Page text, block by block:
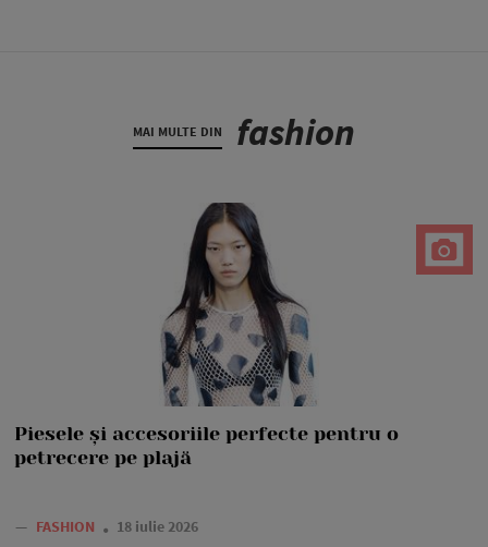
MAI MULTE DIN fashion
Piesele și accesoriile perfecte pentru o
petrecere pe plajă
— FASHION 18 iulie 2026